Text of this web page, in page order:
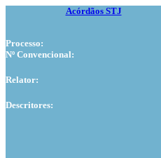
Acórdãos STJ
Processo:
Nº Convencional:
Relator:
Descritores: